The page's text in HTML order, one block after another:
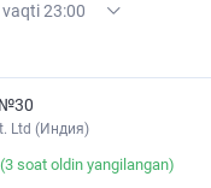
23:00
XX
№30
Ltd (Индия)
(3 soat oldin yangilangan)